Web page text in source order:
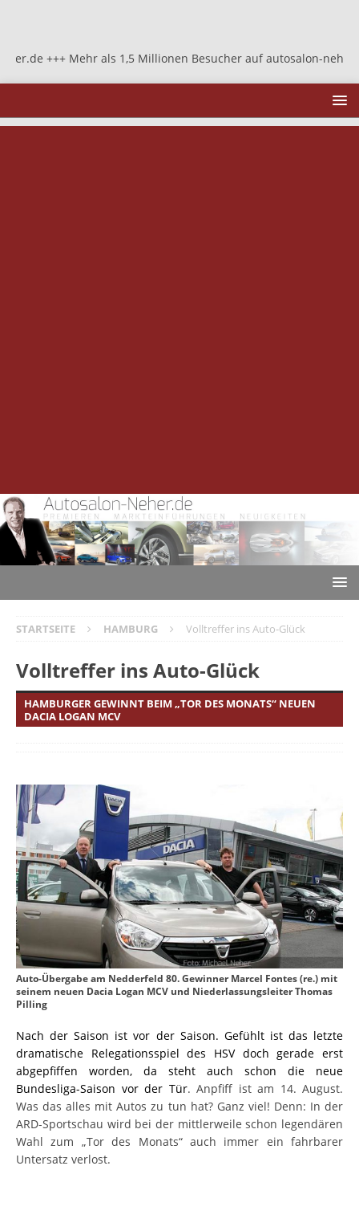
Mehr als 1,5 Millionen Besucher auf autosalon-neher.de
STARTSEITE HAMBURG Volltreffer ins Auto-Glück
Volltreffer ins Auto-Glück
HAMBURGER GEWINNT BEIM „TOR DES MONATS“ NEUEN
DACIA LOGAN MCV
Auto-Übergabe am Nedderfeld 80. Gewinner Marcel Fontes (re.) mit
seinem neuen Dacia Logan MCV und Niederlassungsleiter Thomas
Pilling
Nach der Saison ist vor der Saison. Gefühlt ist das letzte
dramatische Relegationsspiel des HSV doch gerade erst
abgepfiffen worden, da steht auch schon die neue
Bundesliga-Saison vor der Tür. Anpfiff ist am 14. August.
Was das alles mit Autos zu tun hat? Ganz viel! Denn: In der
ARD-Sportschau wird bei der mittlerweile schon legendären
Wahl zum „Tor des Monats“ auch immer ein fahrbarer
Untersatz verlost.